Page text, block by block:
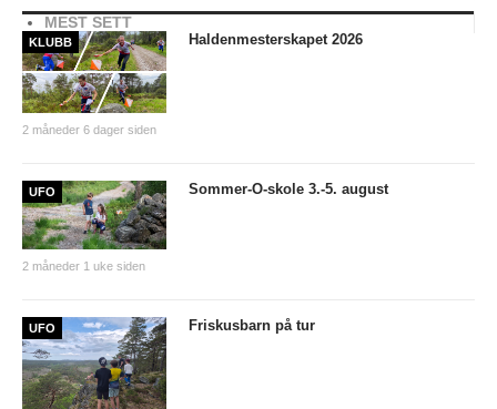
NYHETER
PERSONVERN
INTERNPÅMELDING EVENTOR
MEDLEMSFORDELER
SAMARBEIDSPARTNER?
RENT IDRETTSLAG
GRASROTANDELEN
KONTAKTADRESSER
MEST SETT
KLUBB
2 måneder 6 dager siden
Haldenmesterskapet 2026
UFO
2 måneder 1 uke siden
Sommer-O-skole 3.-5. august
UFO Friskusbarn på tur